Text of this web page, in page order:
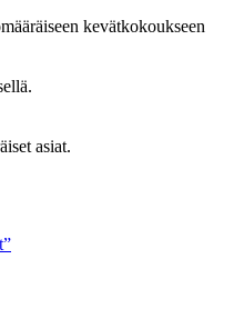
kevätkokoukseen
asiat.